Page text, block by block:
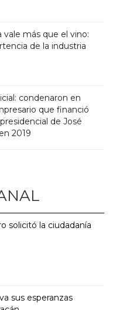
vale más que el vino:
de la industria
condenaron en
que financió
de José
2019
solicitó la ciudadanía
sus esperanzas